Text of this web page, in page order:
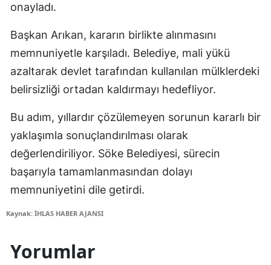
onayladı.
Başkan Arıkan, kararın birlikte alınmasını
memnuniyetle karşıladı. Belediye, mali yükü
azaltarak devlet tarafından kullanılan mülklerdeki
belirsizliği ortadan kaldırmayı hedefliyor.
Bu adım, yıllardır çözülemeyen sorunun kararlı bir
yaklaşımla sonuçlandırılması olarak
değerlendiriliyor. Söke Belediyesi, sürecin
başarıyla tamamlanmasından dolayı
memnuniyetini dile getirdi.
Kaynak: İHLAS HABER AJANSI
Yorumlar